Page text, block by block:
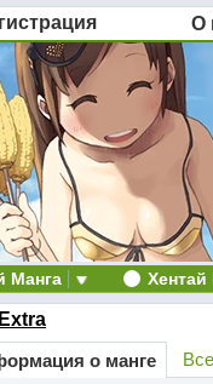
О
Манга
о манге